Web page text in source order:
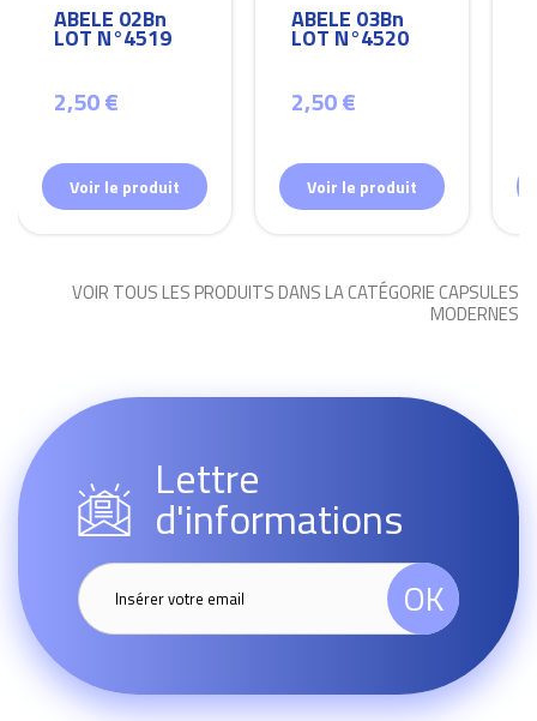
ABELE 02Bn
LOT N°4519
2,50 €
Voir le produit
ABELE 03Bn
LOT N°4520
2,50 €
Voir le produit
VOIR TOUS LES PRODUITS DANS LA CATÉGORIE CAPSULES
MODERNES
Lettre
d'informations
OK